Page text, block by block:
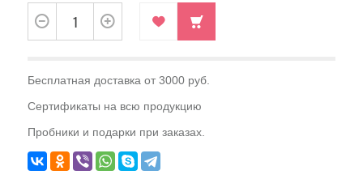
Бесплатная доставка от 3000 руб.
Сертификаты на всю продукцию
Пробники и подарки при заказах.